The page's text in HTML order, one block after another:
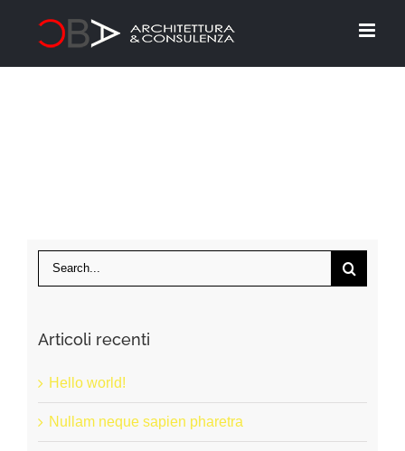
content
Articoli recenti
Hello world!
Nullam neque sapien pharetra